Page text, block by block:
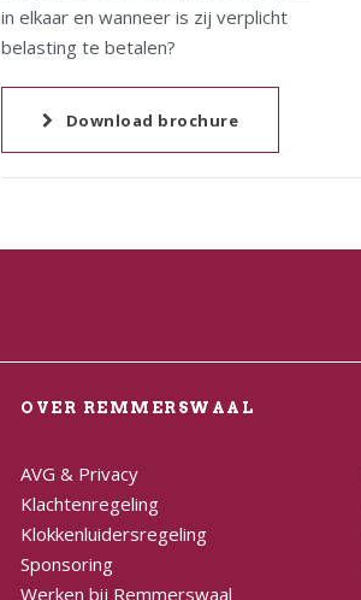
in elkaar en wanneer is zij verplicht
belasting te betalen?
Download brochure
OVER REMMERSWAAL
AVG & Privacy
Klachtenregeling
Klokkenluidersregeling
Sponsoring
Werken bij Remmerswaal